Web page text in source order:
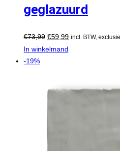
geglazuurd
€73,99 €59,99 incl. BTW,
In winkelmand
-19%